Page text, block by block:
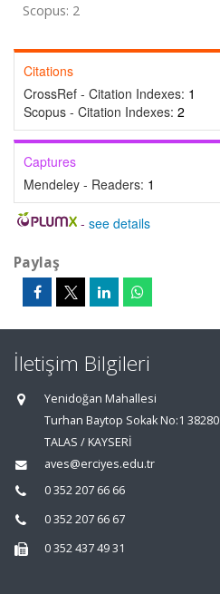
Scopus: 2
Citations
CrossRef - Citation Indexes: 1
Scopus - Citation Indexes: 2
Captures
Mendeley - Readers: 1
- see details
Paylaş
İletişim Bilgileri
Yenidoğan Mahallesi
Turhan Baytop Sokak No:1 38280
TALAS / KAYSERİ
aves@erciyes.edu.tr
0 352 207 66 66
0 352 207 66 67
0 352 437 49 31